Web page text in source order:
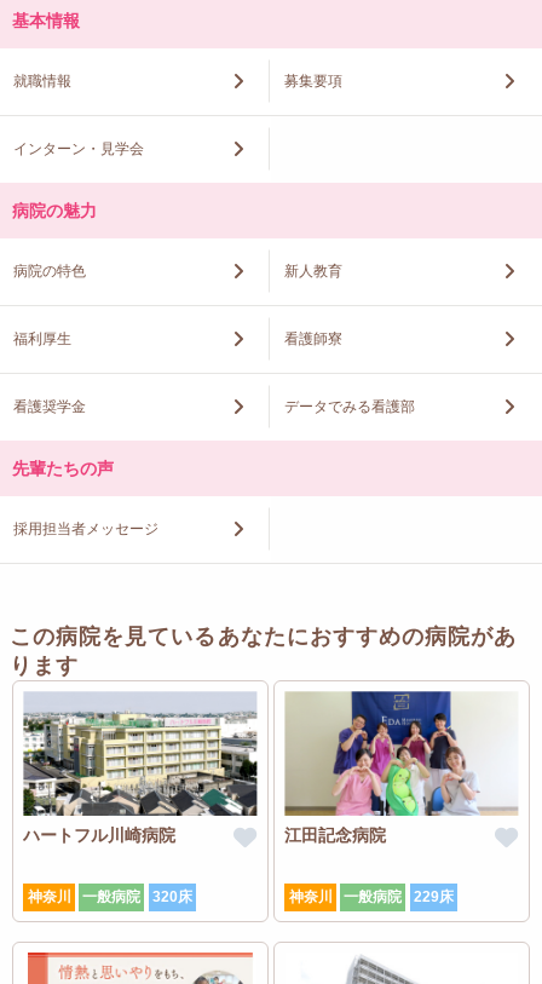
基本情報
就職情報 募集要項
インターン・見学会
病院の魅力
病院の特色 新人教育
福利厚生 看護師寮
看護奨学金 データでみる看護部
先輩たちの声
採用担当者メッセージ
この病院を見ているあなたにおすすめの病院があ
ります
ハートフル川崎病院
神奈川 一般病院 320床
江田記念病院
神奈川 一般病院 229床